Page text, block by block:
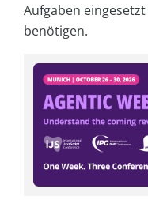
Aufgaben
benötigen.